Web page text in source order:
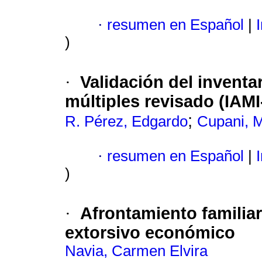
· resumen en Español
)
·
Validación del
múltiples revisado
R. Pérez, Edgardo; Cupani,
· resumen en Español
)
·
Afrontamiento
extorsivo económico
Navia, Carmen Elvira